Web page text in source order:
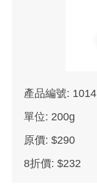
產品編號: 1014
單位: 200g
原價: $290
8折價: $232